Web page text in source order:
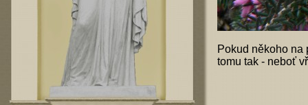
Pokud někoho na
tomu tak - neboť